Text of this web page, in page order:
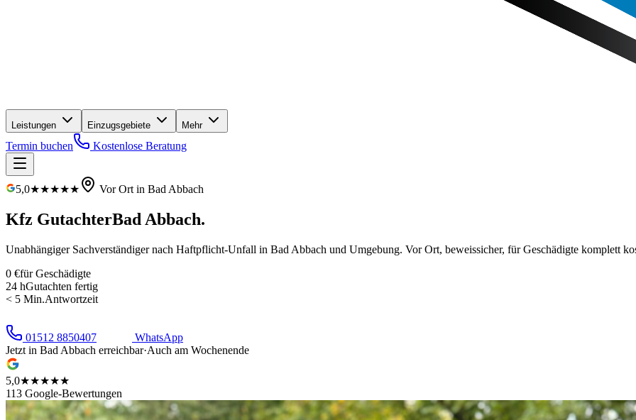
Leistungen Einzugsgebiete Mehr
Termin buchen Kostenlose Beratung
5,0★★★★★ Vor Ort in Bad Abbach
Kfz GutachterBad Abbach.
Unabhängiger Sachverständiger nach Haftpflicht-Unfall in Bad Abbach und Umgebung. Vor Ort, beweissicher, für Geschädigte komplett
0 €für Geschädigte
24 hGutachten fertig
< 5 Min.Antwortzeit
01512 8850407
WhatsApp
Jetzt in Bad Abbach erreichbar·Auch am Wochenende
5,0★★★★★
113 Google-Bewertungen